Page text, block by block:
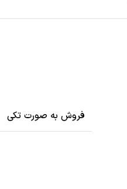
فروش به صورت تکی